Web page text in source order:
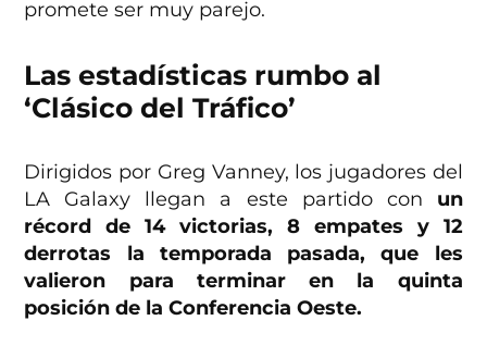
promete ser muy parejo.
Las estadísticas rumbo al
‘Clásico del Tráfico’
Dirigidos por Greg Vanney, los jugadores del
LA Galaxy llegan a este partido con un
récord de 14 victorias, 8 empates y 12
derrotas la temporada pasada, que les
valieron para terminar en la quinta
posición de la Conferencia Oeste.